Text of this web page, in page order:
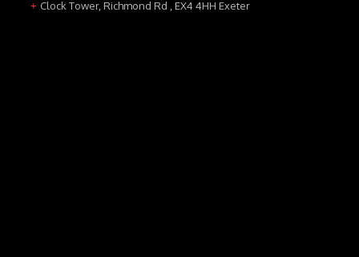
+ Clock Tower, Richmond Rd , EX4 4HH Exeter